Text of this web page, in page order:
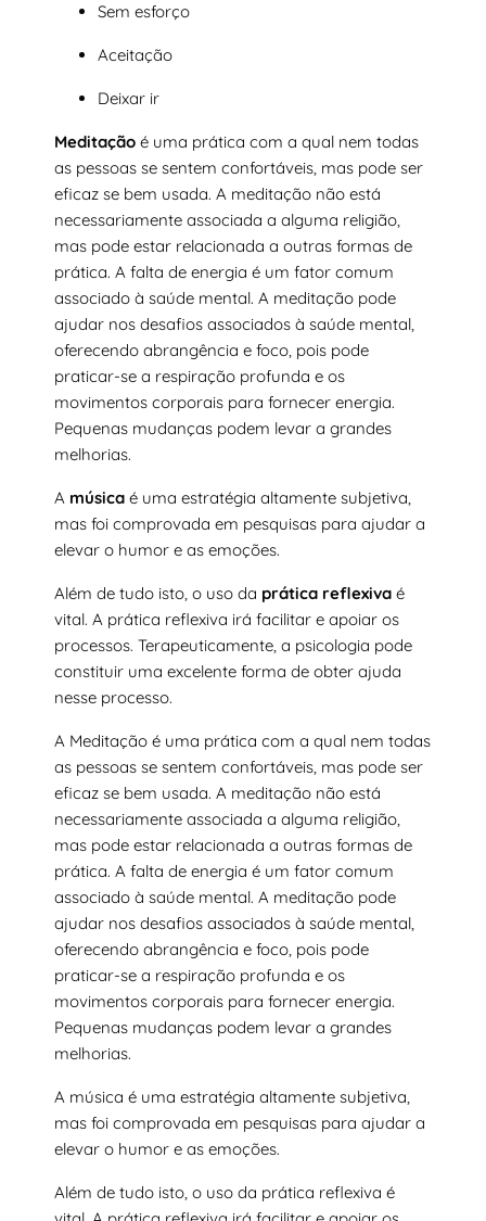
Sem esforço
Aceitação
Deixar ir
Meditação é uma prática com a qual nem todas
as pessoas se sentem confortáveis, mas pode ser
eficaz se bem usada. A meditação não está
necessariamente associada a alguma religião,
mas pode estar relacionada a outras formas de
prática. A falta de energia é um fator comum
associado à saúde mental. A meditação pode
ajudar nos desafios associados à saúde mental,
oferecendo abrangência e foco, pois pode
praticar-se a respiração profunda e os
movimentos corporais para fornecer energia.
Pequenas mudanças podem levar a grandes
melhorias.
A música é uma estratégia altamente subjetiva,
mas foi comprovada em pesquisas para ajudar a
elevar o humor e as emoções.
Além de tudo isto, o uso da prática reflexiva é
vital. A prática reflexiva irá facilitar e apoiar os
processos. Terapeuticamente, a psicologia pode
constituir uma excelente forma de obter ajuda
nesse processo.
A Meditação é uma prática com a qual nem todas
as pessoas se sentem confortáveis, mas pode ser
eficaz se bem usada. A meditação não está
necessariamente associada a alguma religião,
mas pode estar relacionada a outras formas de
prática. A falta de energia é um fator comum
associado à saúde mental. A meditação pode
ajudar nos desafios associados à saúde mental,
oferecendo abrangência e foco, pois pode
praticar-se a respiração profunda e os
movimentos corporais para fornecer energia.
Pequenas mudanças podem levar a grandes
melhorias.
A música é uma estratégia altamente subjetiva,
mas foi comprovada em pesquisas para ajudar a
elevar o humor e as emoções.
Além de tudo isto, o uso da prática reflexiva é